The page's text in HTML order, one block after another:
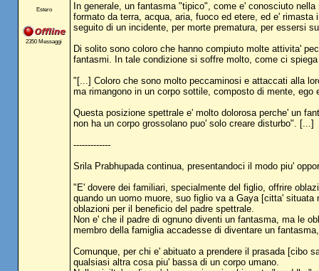
Estero
2350 Messaggi
In generale, un fantasma "tipico", come e' conosciuto
formato da terra, acqua, aria, fuoco ed etere, ed e'
seguito di un incidente, per morte prematura, per essersi
Di solito sono coloro che hanno compiuto molte attivita'
fantasmi. In tale condizione si soffre molto, come ci
"[...] Coloro che sono molto peccaminosi e attaccati alla
ma rimangono in un corpo sottile, composto di mente,
Questa posizione spettrale e' molto dolorosa perche' un
non ha un corpo grossolano puo' solo creare disturbo". [...]
-------------
Srila Prabhupada continua, presentandoci il modo piu'
"E' dovere dei familiari, specialmente del figlio, offrire
quando un uomo muore, suo figlio va a Gaya [citta'
oblazioni per il beneficio del padre spettrale.
Non e' che il padre di ognuno diventi un fantasma, ma le
membro della famiglia accadesse di diventare un
Comunque, per chi e' abituato a prendere il prasada [cibo
qualsiasi altra cosa piu' bassa di un corpo umano.